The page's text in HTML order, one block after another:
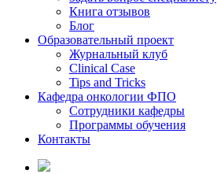
Книга отзывов
Блог
Образовательный проект
Журнальный клуб
Clinical Case
Tips and Tricks
Кафедра онкологии ФПО
Сотрудники кафедры
Программы обучения
Контакты